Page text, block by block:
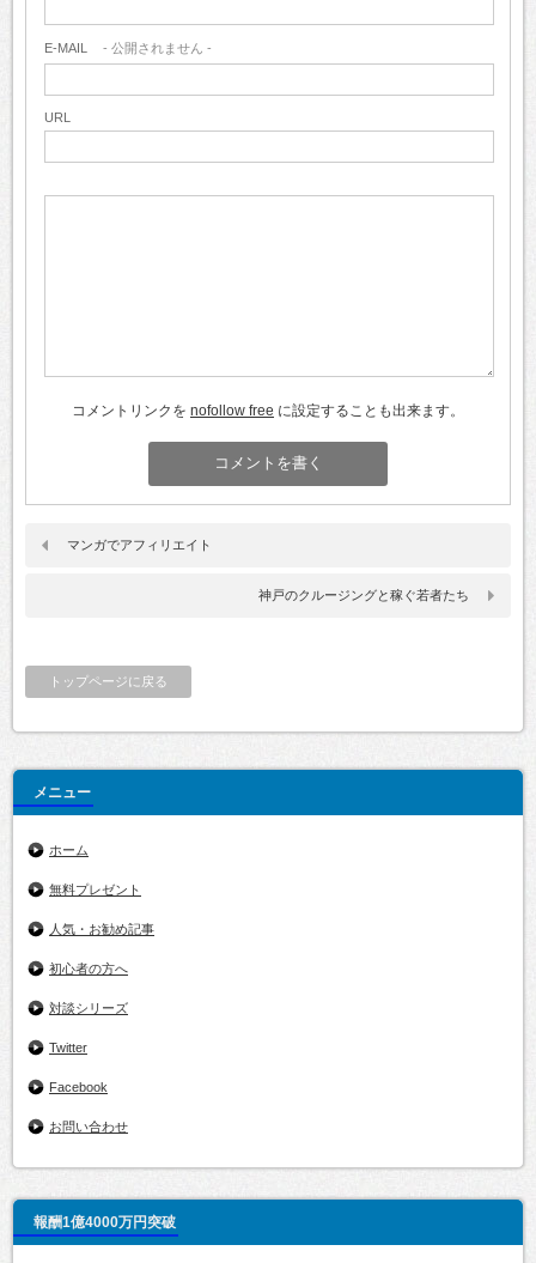
E-MAIL - 公開されません -
URL
コメントリンクを nofollow free に設定することも出来ます。
マンガでアフィリエイト
神戸のクルージングと稼ぐ若者たち
トップページに戻る
メニュー
ホーム
無料プレゼント
人気・お勧め記事
初心者の方へ
対談シリーズ
Twitter
Facebook
お問い合わせ
報酬1億4000万円突破